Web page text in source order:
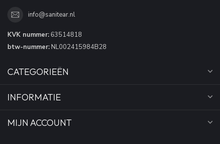
info@sanitear.nl
KVK nummer: 63514818
btw-nummer: NL002415984B28
CATEGORIEËN
INFORMATIE
MIJN ACCOUNT